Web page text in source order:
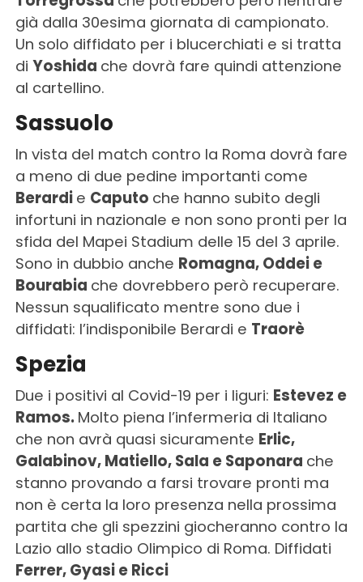
già dalla 30esima giornata di campionato.
Un solo diffidato per i blucerchiati e si tratta
di Yoshida che dovrà fare quindi attenzione
al cartellino.
Sassuolo
In vista del match contro la Roma dovrà fare
a meno di due pedine importanti come
Berardi e Caputo che hanno subito degli
infortuni in nazionale e non sono pronti per la
sfida del Mapei Stadium delle 15 del 3 aprile.
Sono in dubbio anche Romagna, Oddei e
Bourabia che dovrebbero però recuperare.
Nessun squalificato mentre sono due i
diffidati: l’indisponibile Berardi e Traorè
Spezia
Due i positivi al Covid-19 per i liguri: Estevez e
Ramos. Molto piena l’infermeria di Italiano
che non avrà quasi sicuramente Erlic,
Galabinov, Matiello, Sala e Saponara che
stanno provando a farsi trovare pronti ma
non è certa la loro presenza nella prossima
partita che gli spezzini giocheranno contro la
Lazio allo stadio Olimpico di Roma. Diffidati
Ferrer, Gyasi e Ricci